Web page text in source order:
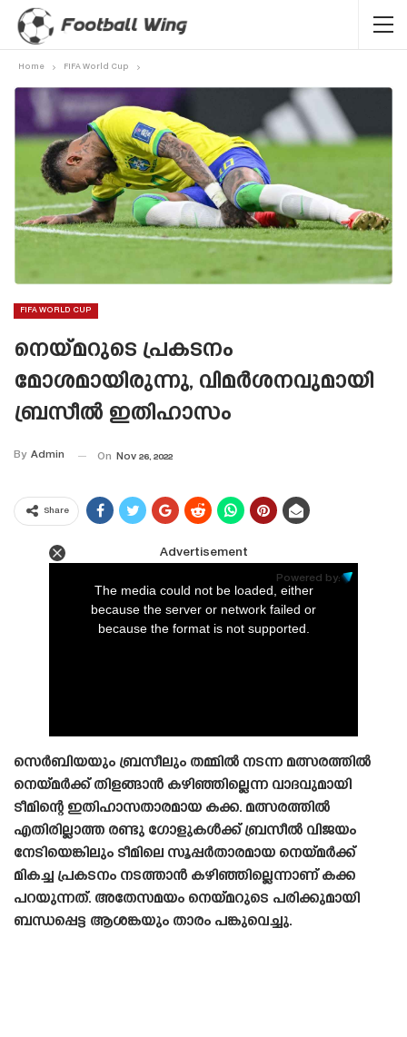
Home FIFA World Cup
FIFA WORLD CUP
നെയ്‌മറുടെ പ്രകടനം
മോശമായിരുന്നു, വിമർശനവുമായി
ബ്രസീൽ ഇതിഹാസം
By Admin On Nov 26, 2022
Share
Advertisement
Powered by:
The media could not be loaded, either
because the server or network failed or
because the format is not supported.
സെർബിയയും ബ്രസീലും തമ്മിൽ നടന്ന മത്സരത്തിൽ
നെയ്‌മർക്ക് തിളങ്ങാൻ കഴിഞ്ഞില്ലെന്ന വാദവുമായി
ടീമിന്റെ ഇതിഹാസതാരമായ കക്ക. മത്സരത്തിൽ
എതിരില്ലാത്ത രണ്ടു ഗോളുകൾക്ക് ബ്രസീൽ വിജയം
നേടിയെങ്കിലും ടീമിലെ സൂപ്പർതാരമായ നെയ്‌മർക്ക്
മികച്ച പ്രകടനം നടത്താൻ കഴിഞ്ഞില്ലെന്നാണ് കക്ക
പറയുന്നത്. അതേസമയം നെയ്‌മറുടെ പരിക്കുമായി
ബന്ധപ്പെട്ട ആശങ്കയും താരം പങ്കുവെച്ചു.